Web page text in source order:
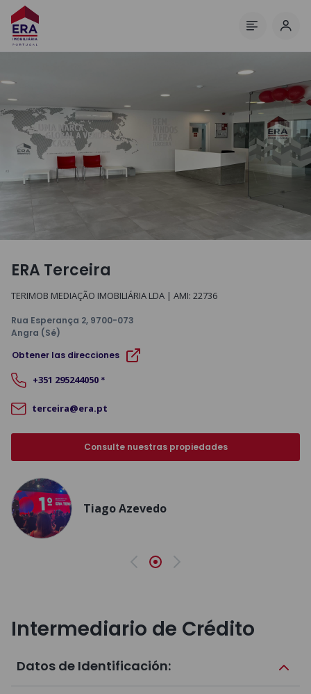
ERA Terceira
TERIMOB MEDIAÇÃO IMOBILIÁRIA LDA | AMI: 22736
Rua Esperança 2, 9700-073
Angra (Sé)
Obtener las direcciones
+351 295244050 *
terceira@era.pt
Consulte nuestras propiedades
Tiago Azevedo
AnteriorSiguiente
Intermediario de Crédito
Datos de Identificación: